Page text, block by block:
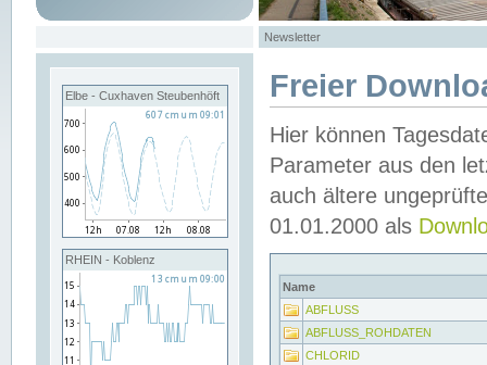
Newsletter
Elbe - Cuxhaven Steubenhöft
RHEIN - Koblenz
Freier
Hier können
Parameter aus den
auch ältere
01.01.2000 als
Name
ABFLUSS
ABFLUSS_ROHDATEN
CHLORID